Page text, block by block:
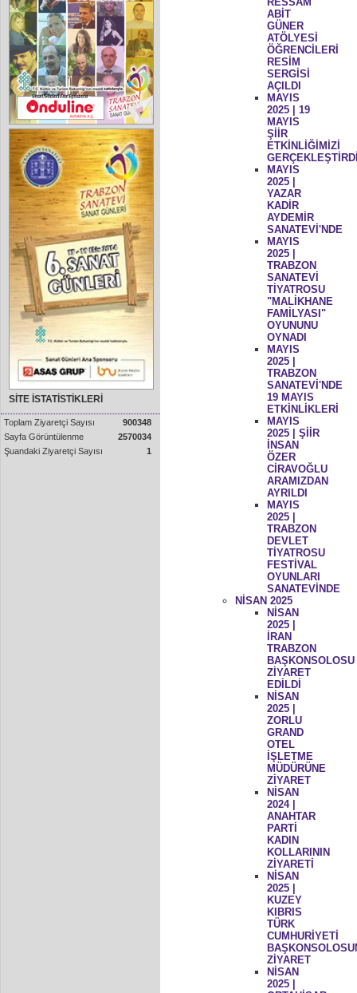
SİTE İSTATİSTİKLERİ
Toplam Ziyaretçi Sayısı
900348
Sayfa Görüntülenme
2570034
Şuandaki Ziyaretçi Sayısı
1
ABİT
GÜNER
ATÖLYESİ
ÖĞRENCİLERİ
RESİM
SERGİSİ
AÇILDI
MAYIS
2025 | 19
MAYIS
ŞİİR
ETKİNLİĞİMİZİ
MAYIS
2025 |
YAZAR
KADİR
AYDEMİR
SANATEVİ'NDE
MAYIS
2025 |
TRABZON
SANATEVİ
TİYATROSU
"MALİKHANE
FAMİLYASI"
OYUNUNU
OYNADI
MAYIS
2025 |
TRABZON
SANATEVİ'NDE
19 MAYIS
ETKİNLİKLERİ
MAYIS
2025 | ŞİİR
İNSAN
ÖZER
CİRAVOĞLU
ARAMIZDAN
AYRILDI
MAYIS
2025 |
TRABZON
DEVLET
TİYATROSU
FESTİVAL
OYUNLARI
SANATEVİNDE
NİSAN 2025
NİSAN
2025 |
İRAN
TRABZON
BAŞKONSOLOSU
ZİYARET
EDİLDİ
NİSAN
2025 |
ZORLU
GRAND
OTEL
İŞLETME
MÜDÜRÜNE
ZİYARET
NİSAN
2024 |
ANAHTAR
PARTİ
KADIN
KOLLARININ
ZİYARETİ
NİSAN
2025 |
KUZEY
KIBRIS
TÜRK
CUMHURİYETİ
ZİYARET
NİSAN
2025 |